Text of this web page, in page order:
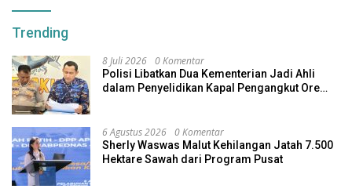
Trending
8 Juli 2026 0 Komentar
Polisi Libatkan Dua Kementerian Jadi Ahli
dalam Penyelidikan Kapal Pengangkut Ore
6 Agustus 2026 0 Komentar
Sherly Waswas Malut Kehilangan Jatah 7.500
Hektare Sawah dari Program Pusat